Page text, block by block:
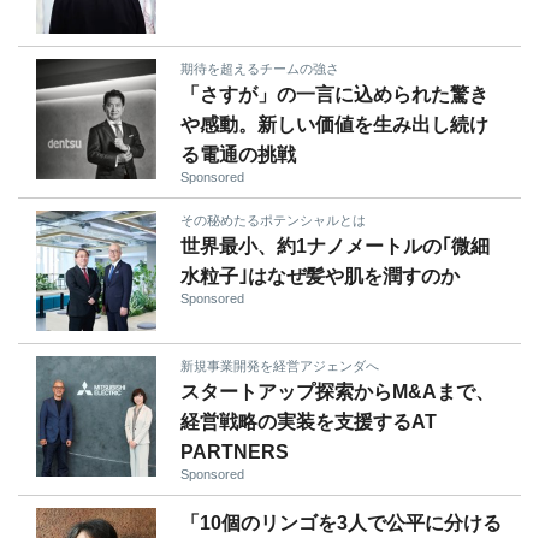
期待を超えるチームの強さ
「さすが」の一言に込められた驚き
や感動。新しい価値を生み出し続け
る電通の挑戦
Sponsored
その秘めたるポテンシャルとは
世界最小、約1ナノメートルの｢微細
水粒子｣はなぜ髪や肌を潤すのか
Sponsored
新規事業開発を経営アジェンダへ
スタートアップ探索からM&Aまで、
経営戦略の実装を支援するAT
PARTNERS
Sponsored
「10個のリンゴを3人で公平に分ける